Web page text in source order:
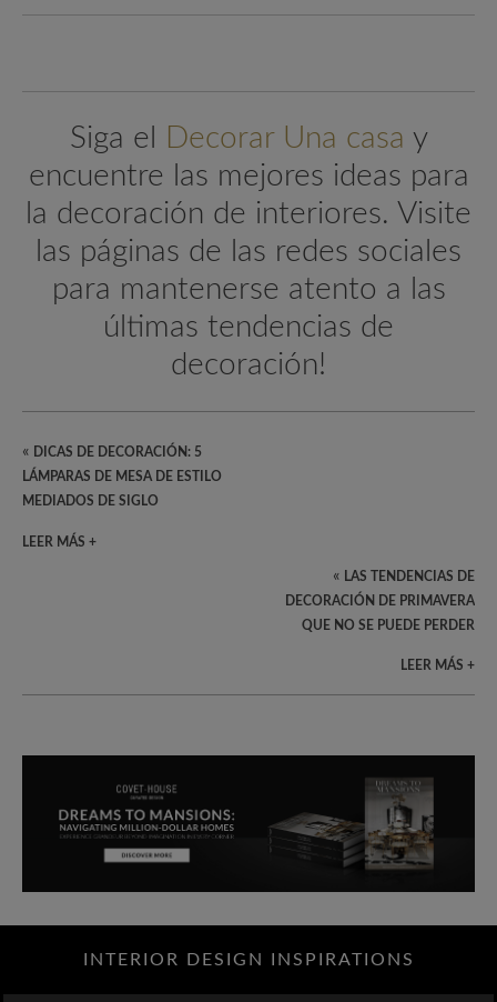
Siga el Decorar Una casa y
encuentre las mejores ideas para
la decoración de interiores. Visite
las páginas de las redes sociales
para mantenerse atento a las
últimas tendencias de
decoración!
« DICAS DE DECORACIÓN: 5
LÁMPARAS DE MESA DE ESTILO
MEDIADOS DE SIGLO
LEER MÁS +
« LAS TENDENCIAS DE
DECORACIÓN DE PRIMAVERA
QUE NO SE PUEDE PERDER
LEER MÁS +
INTERIOR DESIGN INSPIRATIONS